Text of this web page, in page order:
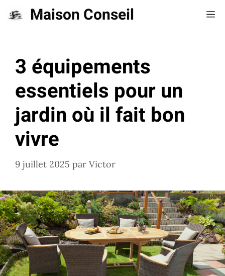
Aller
Maison Conseil
3 équipements
essentiels pour un
jardin où il fait bon
vivre
9 juillet 2025 par Victor